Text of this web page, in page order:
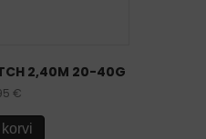
2,40M 20-40G
€
korvi